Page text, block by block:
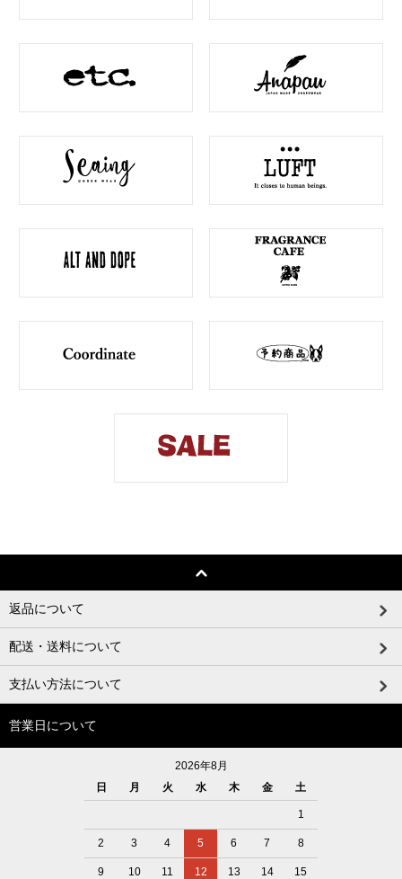
返品について
配送・送料について
支払い方法について
営業日について
2026年8月
日
月 火 水 木 金 土
1
2 3 4 5 6 7 8
9 10 11 12 13 14 15